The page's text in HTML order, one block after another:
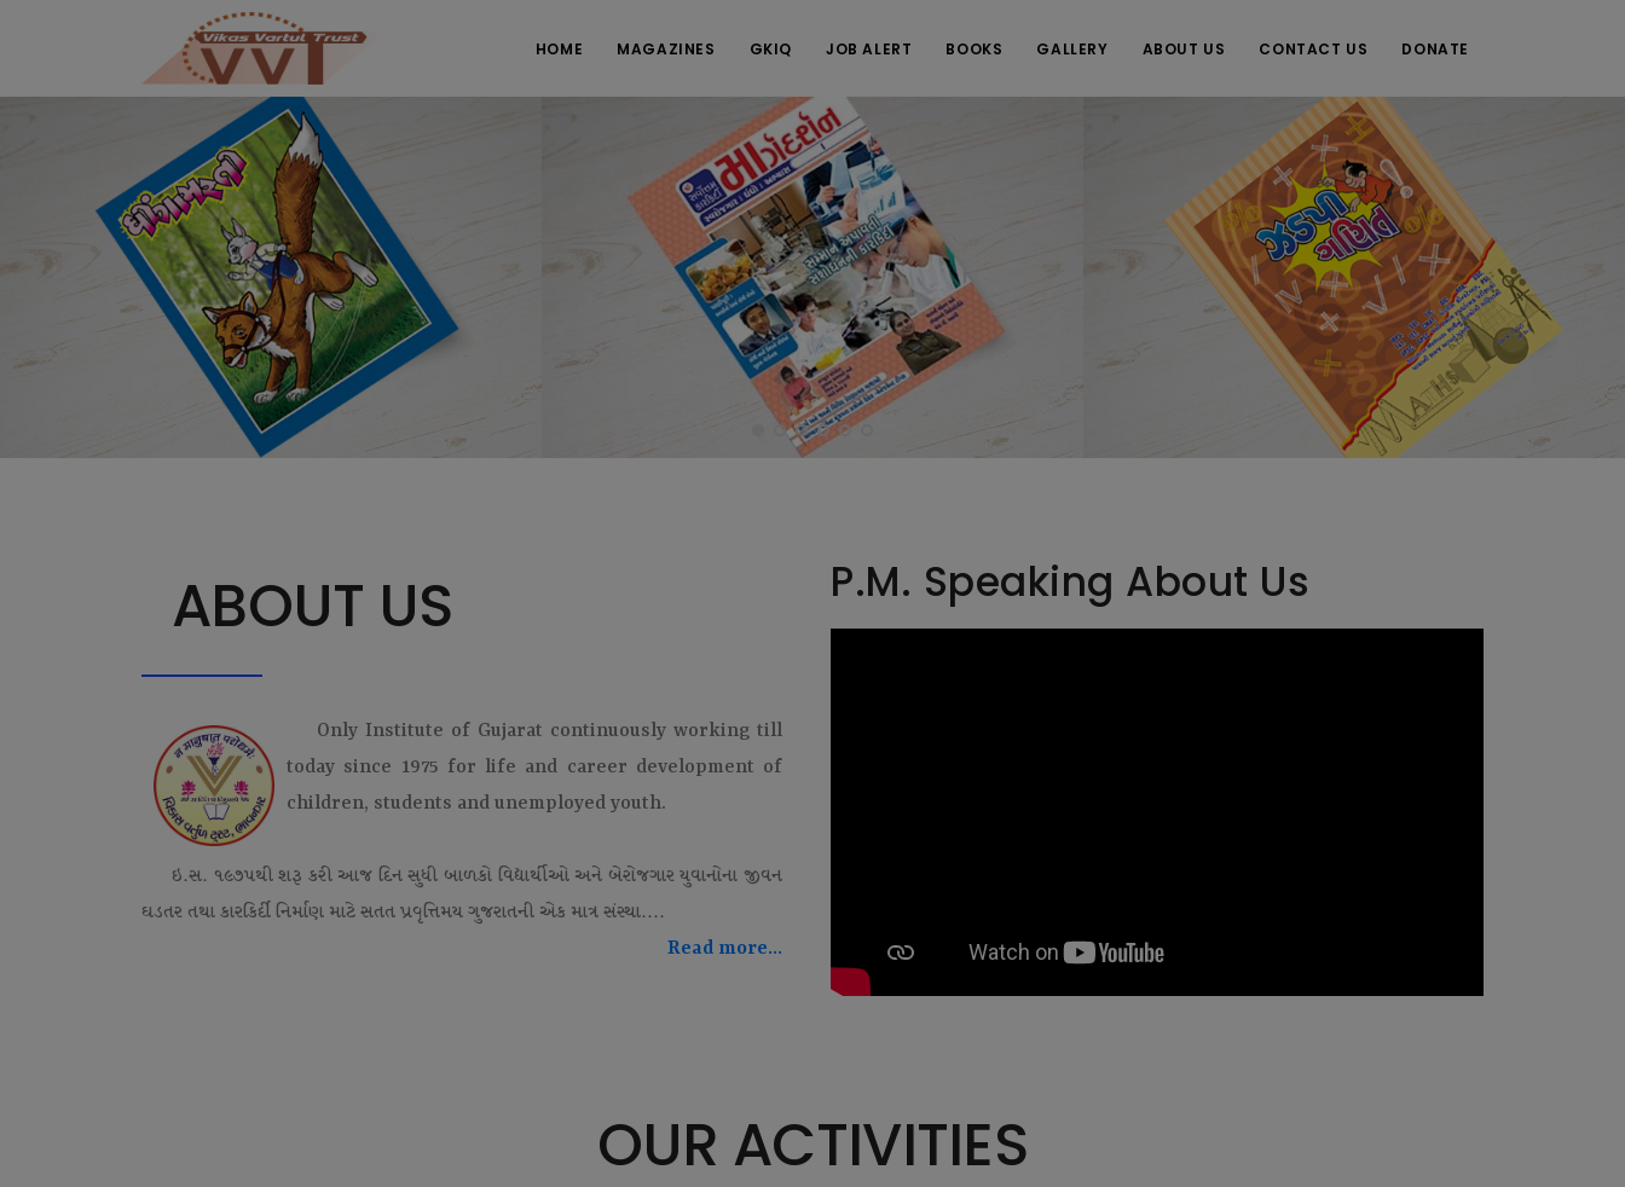
HOME MAGAZINES GKIQ JOB ALERT BOOKS GALLERY ABOUT US CONTACT US DONATE
ABOUT US
Only Institute of Gujarat continuously working till
today since 1975 for life and career development of
children, students and unemployed youth.
ઇ.સ. ૧૯૭૫થી શરૂ કરી આજ દિન સુધી બાળકો વિદ્યાર્થીઓ અને બેરોજગાર યુવાનોના જીવન
ઘડતર તથા કારકિર્દી નિર્માણ માટે સતત પ્રવૃત્તિમય ગુજરાતની એક માત્ર સંસ્થા....
Read more...
P.M. Speaking About Us
OUR ACTIVITIES